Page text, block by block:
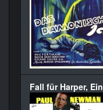
Fall für Harper, Ein